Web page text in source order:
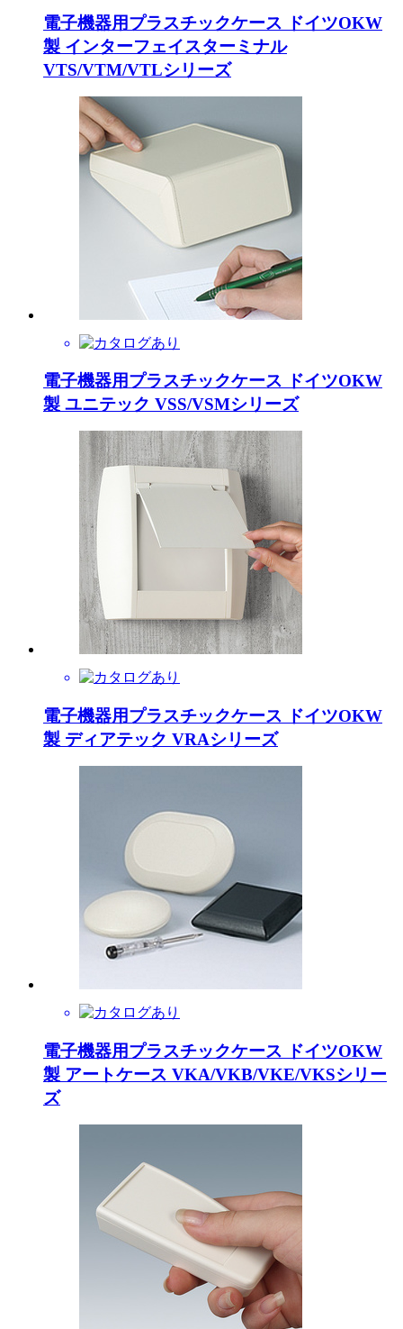
電子機器用プラスチックケース ドイツOKW
製 インターフェイスターミナル
VTS/VTM/VTLシリーズ
電子機器用プラスチックケース ドイツOKW
製 ユニテック VSS/VSMシリーズ
電子機器用プラスチックケース ドイツOKW
製 ディアテック VRAシリーズ
電子機器用プラスチックケース ドイツOKW
製 アートケース VKA/VKB/VKE/VKSシリー
ズ